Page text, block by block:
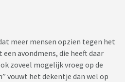
meer mensen opzien tegen het
avondmens, die heeft daar
zoveel mogelijk vroeg op de
vouwt het dekentje dan wel op